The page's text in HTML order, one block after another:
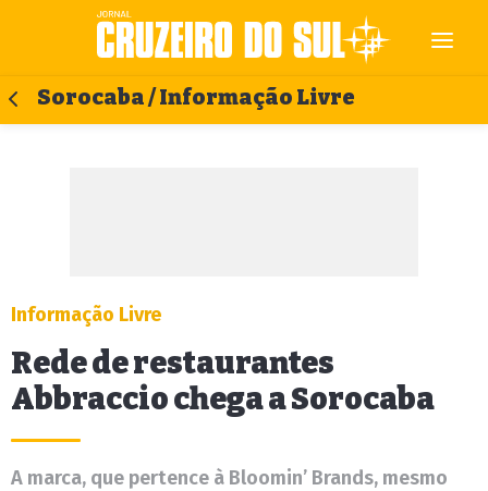
Sorocaba / Informação Livre
Informação Livre
Rede de restaurantes
Abbraccio chega a Sorocaba
A marca, que pertence à Bloomin’ Brands, mesmo